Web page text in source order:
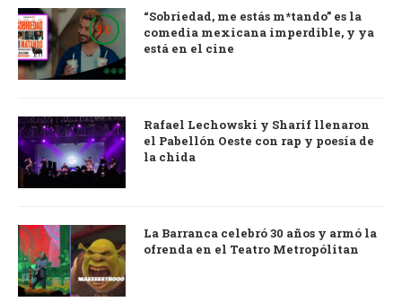
9.0
“Sobriedad, me estás m*tando” es la
comedia mexicana imperdible, y ya
está en el cine
Rafael Lechowski y Sharif llenaron
el Pabellón Oeste con rap y poesía de
la chida
La Barranca celebró 30 años y armó la
ofrenda en el Teatro Metropólitan